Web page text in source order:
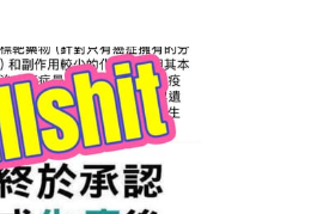
”，其實就是在找這些路徑，
路徑已經找到了，而現在找到
養癌細胞】。 真相就是這
好奇心，可以繼續看下去。 . . .
送脂肪酸